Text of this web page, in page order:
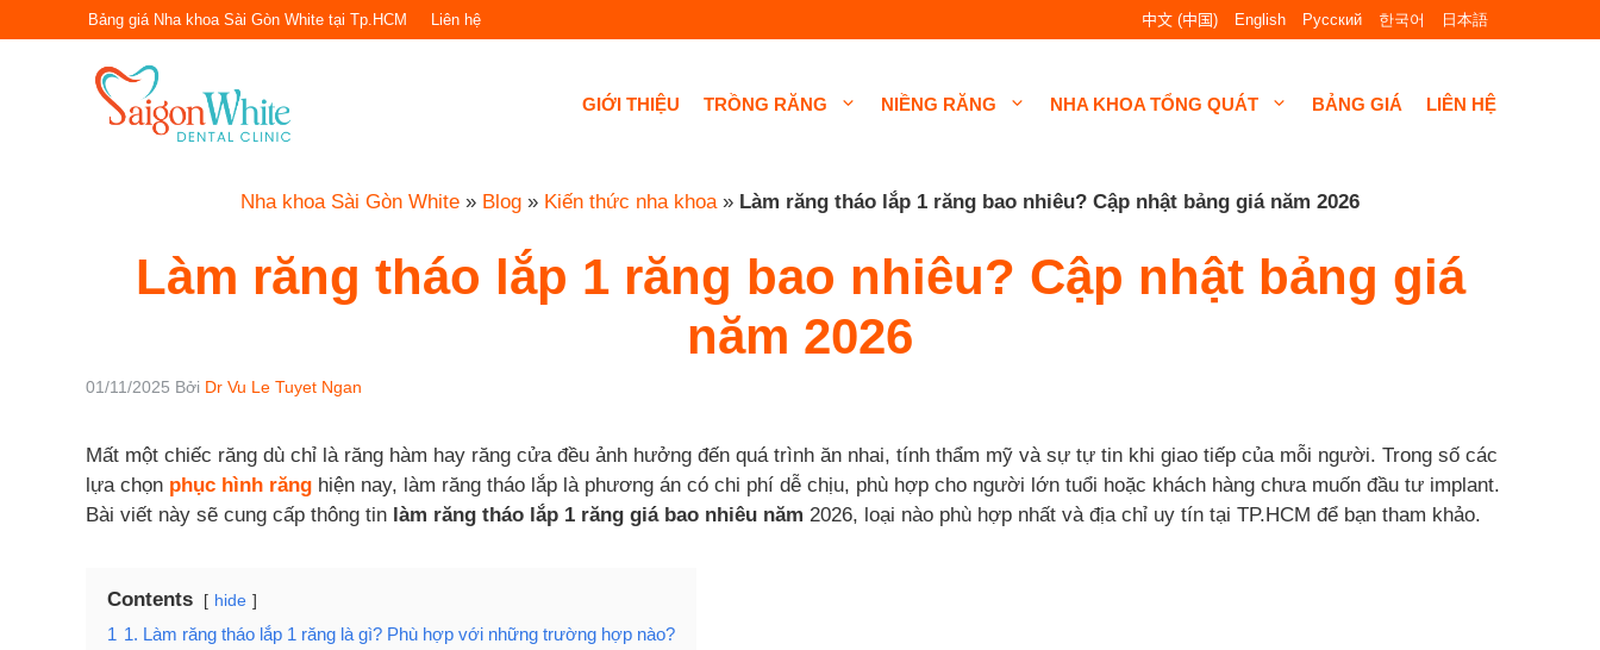
đến
Bảng giá Nha khoa Sài Gòn White tại Tp.HCM Liên hệ 中文 (中国) English Русский 한국어 日本語
GIỚI THIỆU TRỒNG RĂNG NIỀNG RĂNG NHA KHOA TỔNG QUÁT BẢNG GIÁ LIÊN HỆ
Nha khoa Sài Gòn White » Blog » Kiến thức nha khoa» Làm răng tháo lắp 1 răng bao nhiêu? Cập nhật bảng giá năm 2026
Làm răng tháo lắp 1 răng bao nhiêu? Cập nhật bảng giá
năm 2026
01/11/2025 Bởi Dr Vu Le Tuyet Ngan
Mất một chiếc răng dù chỉ là răng hàm hay răng cửa đều ảnh hưởng đến quá trình ăn nhai, tính thẩm mỹ và sự tự tin khi giao tiếp của mỗi người. Trong số các
lựa chọn phục hình răng hiện nay, làm răng tháo lắp là phương án có chi phí dễ chịu, phù hợp cho người lớn tuổi hoặc khách hàng chưa muốn đầu tư implant.
Bài viết này sẽ cung cấp thông tin làm răng tháo lắp 1 răng giá bao nhiêu năm 2026, loại nào phù hợp nhất và địa chỉ uy tín tại TP.HCM để bạn tham khảo.
Contents hide
1 1. Làm răng tháo lắp 1 răng là gì? Phù hợp với những trường hợp nào?